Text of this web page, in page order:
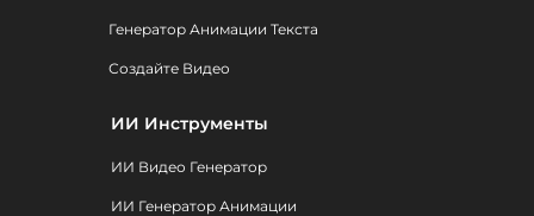
Генератор Анимации Текста
Создайте Видео
ИИ Инструменты
ИИ Видео Генератор
ИИ Генератор Анимации